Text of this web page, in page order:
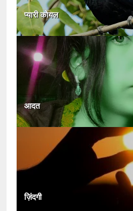
प्यारी कोयल
आदत
ज़िंदगी